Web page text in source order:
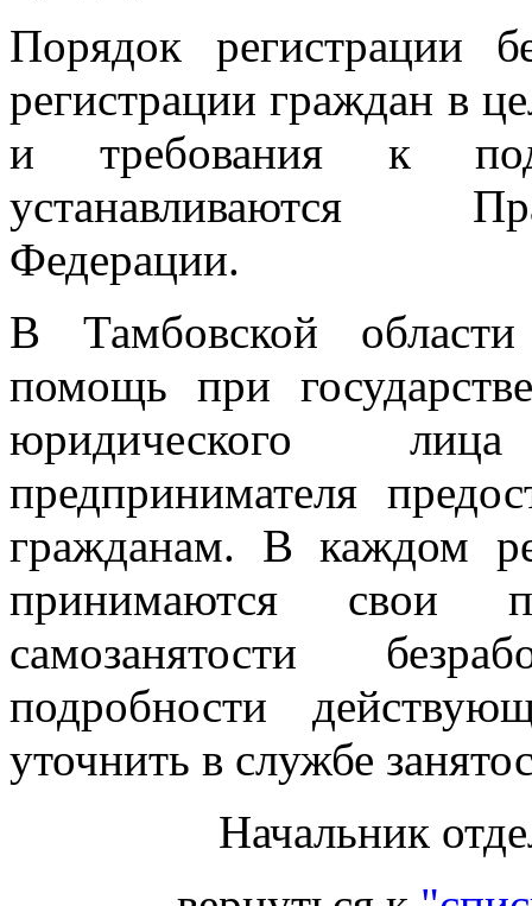
Порядок регистрации
регистрации граждан в
и требования к
устанавливаются
Федерации.
В Тамбовской области
помощь при
юридического
предпринимателя
гражданам. В каждом
принимаются свои
самозанятости
подробности
уточнить в службе
Начальник